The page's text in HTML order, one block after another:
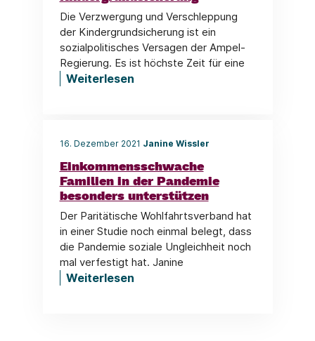
Die Verzwergung und Verschleppung
der Kindergrundsicherung ist ein
sozialpolitisches Versagen der Ampel-
Regierung. Es ist höchste Zeit für eine
Weiterlesen
16. Dezember 2021 Janine Wissler
Einkommensschwache
Familien in der Pandemie
besonders unterstützen
Der Paritätische Wohlfahrtsverband hat
in einer Studie noch einmal belegt, dass
die Pandemie soziale Ungleichheit noch
mal verfestigt hat. Janine
Weiterlesen